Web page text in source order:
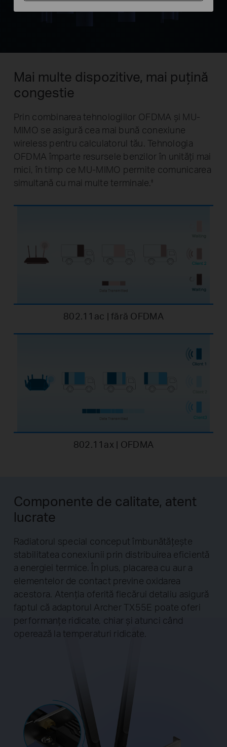
Mai multe dispozitive, mai puțină
congestie
Prin combinarea tehnologiilor OFDMA și MU-
MIMO se asigură cea mai bună conexiune
wireless pentru calculatorul tău. Tehnologia
OFDMA împarte resursele benzilor în unități mai
mici, în timp ce MU-MIMO permite comunicarea
simultană cu mai multe terminale.‡
802.11ac | fără OFDMA
802.11ax | OFDMA
Componente de calitate, atent
lucrate
Radiatorul special conceput îmbunătățește
stabilitatea conexiunii prin distribuirea eficientă
a energiei termice. În plus, placarea cu aur a
elementelor de contact previne oxidarea
acestora. Atenția oferită fiecărui detaliu asigură
faptul că adaptorul Archer TX55E poate oferi
performanțe ridicate, chiar și atunci când
operează la temperaturi ridicate.